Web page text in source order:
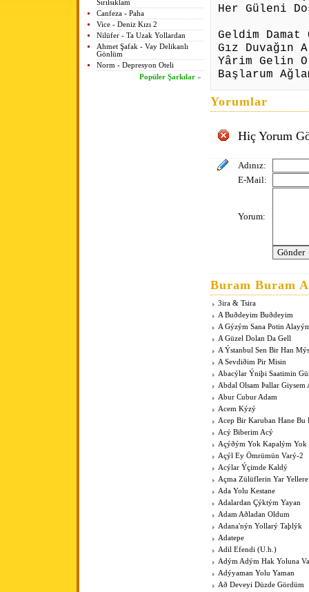
Sırılsıklam
Canfeza - Paha
Vice - Deniz Kızı 2
Nilüfer - Ta Uzak Yollardan
Ahmet Şafak - Vay Delikanlı
Gönlüm
Norm - Depresyon Oteli
Popüler Şarkılar »
Her Güleni
Geldim Damat
Gız Duvağın
Yârim Gelin
Başlarum
Yorumlar
Hiç Yorum
Adınız:
E-Mail:
Yorum:
Buram Buram
3ira & Tsira
A Buðdeyim Buðdeyim
A Gýzým Sana Potin
A Güzel Dolan Da Gell
A Ýstanbul Sen Bir Han
A Sevdiðim Pir Misin
Abacýlar Ýniþi Saatimin
Abdal Olsam Þallar Giysem
Abur Cubur Adam
Acem Kýzý
Acep Bir Karuban Hane Bu
Acý Biberim Acý
Açýðým Yok Kapalým Yok
Açýl Ey Ömrümün Varý-2
Acýlar Ýçimde Kaldý
Açma Zülüflerin Yar
Ada Yolu Kestane
Adalardan Çýktým Yayan
Adam Aðladan Oldum
Adana'nýn Yollarý Taþlýk
Adatepe
Adil Efendi (U.h.)
Adým Adým Hak Yoluna
Adýyaman Yolu Yaman
Að Deveyi Düzde Gördüm